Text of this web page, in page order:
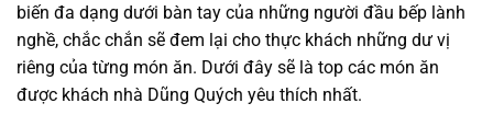
biến đa dạng dưới bàn tay của những người đầu bếp lành
nghề, chắc chắn sẽ đem lại cho thực khách những dư vị
riêng của từng món ăn. Dưới đây sẽ là top các món ăn
được khách nhà Dũng Quých yêu thích nhất.